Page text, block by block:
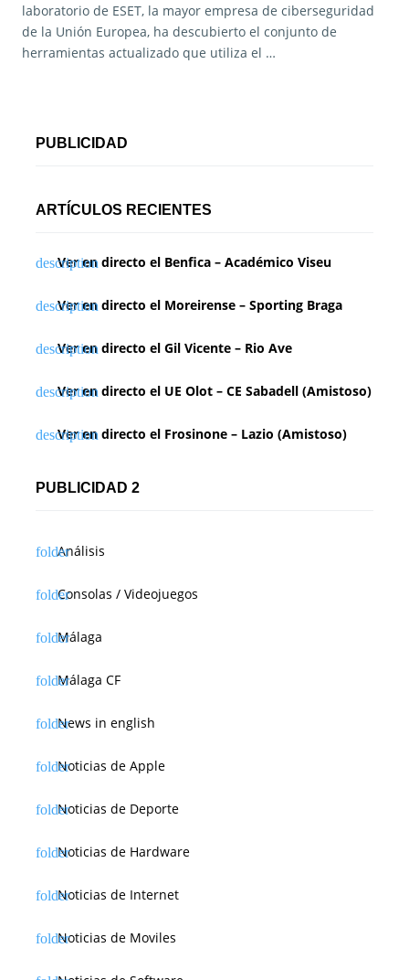
laboratorio de ESET, la mayor empresa de ciberseguridad
de la Unión Europea, ha descubierto el conjunto de
herramientas actualizado que utiliza el …
PUBLICIDAD
ARTÍCULOS RECIENTES
Ver en directo el Benfica – Académico Viseu
Ver en directo el Moreirense – Sporting Braga
Ver en directo el Gil Vicente – Rio Ave
Ver en directo el UE Olot – CE Sabadell (Amistoso)
Ver en directo el Frosinone – Lazio (Amistoso)
PUBLICIDAD 2
Análisis
Consolas / Videojuegos
Málaga
Málaga CF
News in english
Noticias de Apple
Noticias de Deporte
Noticias de Hardware
Noticias de Internet
Noticias de Moviles